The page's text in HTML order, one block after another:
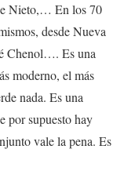
Nieto,… En los 70
desde Nueva
Chenol…. Es una
moderno, el más
nada. Es una
por supuesto hay
vale la pena. Es